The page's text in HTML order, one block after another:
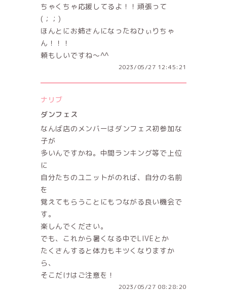
ちゃくちゃ応援してるよ！！頑張って
(；；)
ほんとにお姉さんになったねひぃりちゃ
ん！！！
頼もしいですね〜^^
2023/05/27 12:45:21
ナリブ
ダンフェス
なんば店のメンバーはダンフェス初参加な
子が
多いんですかね。中間ランキング等で上位
に
自分たちのユニットがのれば、自分の名前
を
覚えてもらうことにもつながる良い機会で
す。
楽しんでください。
でも、これから暑くなる中でLIVEとか
たくさんすると体力もキツくなりますか
ら、
そこだけはご注意を！
2023/05/27 08:28:20